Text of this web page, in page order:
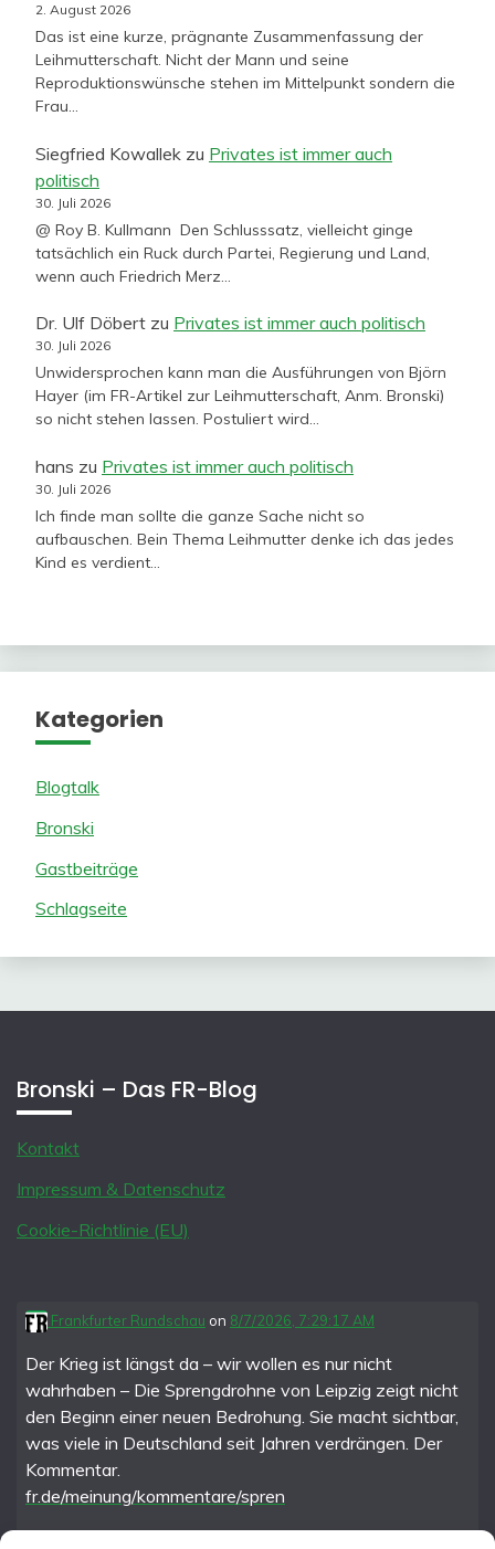
2. August 2026
Das ist eine kurze, prägnante Zusammenfassung der
Leihmutterschaft. Nicht der Mann und seine
Reproduktionswünsche stehen im Mittelpunkt sondern die
Frau…
Siegfried Kowallek zu Privates ist immer auch
politisch
30. Juli 2026
@ Roy B. Kullmann Den Schlusssatz, vielleicht ginge
tatsächlich ein Ruck durch Partei, Regierung und Land,
wenn auch Friedrich Merz…
Dr. Ulf Döbert zu Privates ist immer auch politisch
30. Juli 2026
Unwidersprochen kann man die Ausführungen von Björn
Hayer (im FR-Artikel zur Leihmutterschaft, Anm. Bronski)
so nicht stehen lassen. Postuliert wird…
hans zu Privates ist immer auch politisch
30. Juli 2026
Ich finde man sollte die ganze Sache nicht so
aufbauschen. Bein Thema Leihmutter denke ich das jedes
Kind es verdient…
Kategorien
Blogtalk
Bronski
Gastbeiträge
Schlagseite
Bronski – Das FR-Blog
Kontakt
Impressum & Datenschutz
Cookie-Richtlinie (EU)
Frankfurter Rundschau on 8/7/2026, 7:29:17 AM
Der Krieg ist längst da – wir wollen es nur nicht
wahrhaben – Die Sprengdrohne von Leipzig zeigt nicht
den Beginn einer neuen Bedrohung. Sie macht sichtbar,
was viele in Deutschland seit Jahren verdrängen. Der
Kommentar.
fr.de/meinung/kommentare/spren